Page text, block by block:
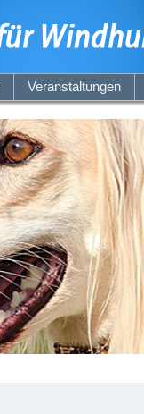
Veranstaltungen